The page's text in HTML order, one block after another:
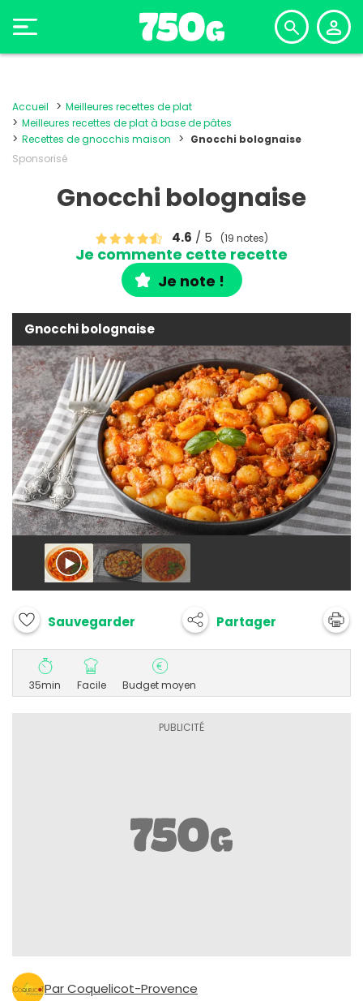
Accueil
Meilleures recettes de plat
Meilleures recettes de plat à base de pâtes
Recettes de gnocchis maison
Gnocchi bolognaise
Sponsorisé
Gnocchi bolognaise
4.6 / 5 (19 notes)
Je commente cette recette
Je note !
Gnocchi bolognaise
Sauvegarder Partager
35min Facile Budget moyen
Par Coquelicot-Provence